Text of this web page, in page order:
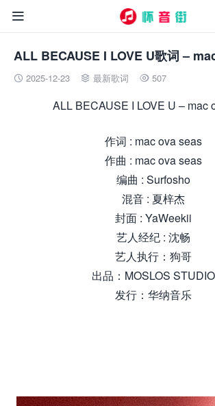

ALL BECAUSE I LOVE U歌词 –
 2025-12-23  最新歌词  507
ALL BECAUSE I LOVE U – mac
作词 : mac ova seas
作曲 : mac ova seas
编曲 : Surfosho
混音 : 夏梓杰
封面 : YaWeekii
艺人经纪 : 沈畅
艺人执行：狗哥
出品：MOSLOS STUDIO
发行：华纳音乐